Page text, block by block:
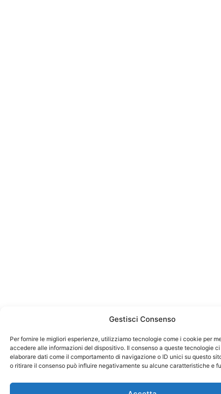
Gestisci Consenso
Per fornire le migliori esperienze, utilizziamo tecnologie come i cookie per
accedere alle informazioni del dispositivo. Il consenso a queste tecnologie
elaborare dati come il comportamento di navigazione o ID unici su questo
o ritirare il consenso può influire negativamente su alcune caratteristiche e